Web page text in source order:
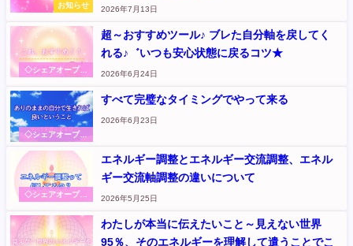
お知らせ
2026年7月13日
◇シェアオープン
伝えます
超～おすすめツール♪ ブレた自分軸を戻してく
れる♪゛いつも安心状態に戻るコツ★
2026年6月24日
◇シェアオープン
すべて完璧なタイミングでやって来る
2026年6月23日
◇シェアオープン
伝えます
エネルギー調整とエネルギー交流調整、エネル
ギー交流軸調整の違いについて
2026年5月25日
わたしが本当に伝えたいこと～見えない世界
95％、そのエネルギーを理解して遣うことでこ